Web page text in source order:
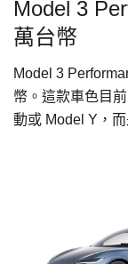
Model 3
萬台幣
Model 3
幣。這款車色目
動或 Model Y，